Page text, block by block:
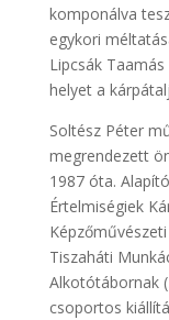
komponálva
egykori
Lipcsák
helyet a
Soltész Péter
megrendezett
1987 óta.
Értelmiségiek
Tiszaháti
Alkotótábornak
csoportos